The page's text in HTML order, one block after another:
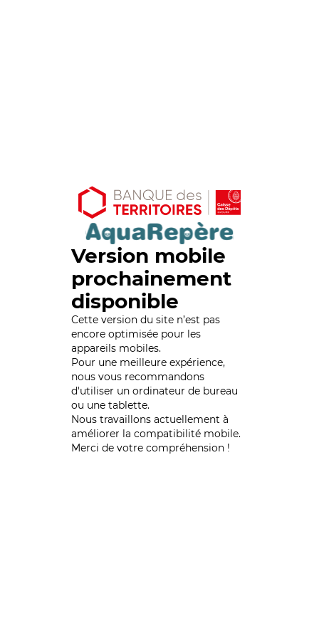
Version mobile
prochainement
disponible
Cette version du site n’est pas
encore optimisée pour les
appareils mobiles.
Pour une meilleure expérience,
nous vous recommandons
d'utiliser un ordinateur de bureau
ou une tablette.
Nous travaillons actuellement à
améliorer la compatibilité mobile.
Merci de votre compréhension !